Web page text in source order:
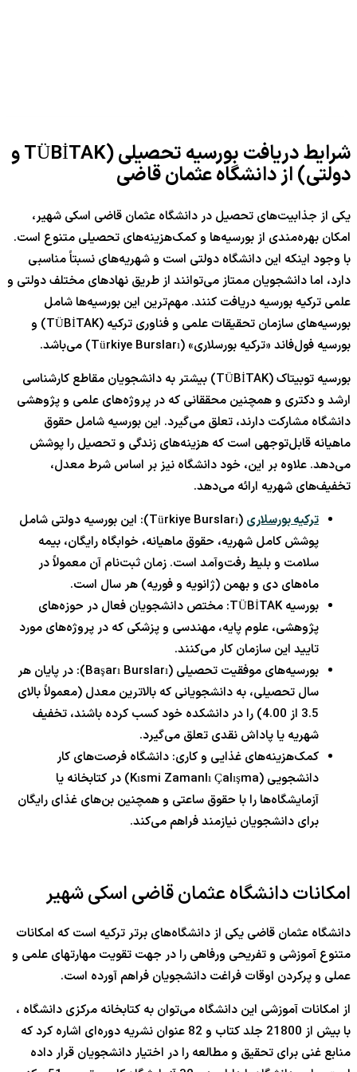
شرایط دریافت بورسیه تحصیلی (TÜBİTAK و
دولتی) از دانشگاه عثمان قاضی
یکی از جذابیت‌های تحصیل در دانشگاه عثمان قاضی اسکی شهیر،
امکان بهره‌مندی از بورسیه‌ها و کمک‌هزینه‌های تحصیلی متنوع است.
با وجود اینکه این دانشگاه دولتی است و شهریه‌های نسبتاً مناسبی
دارد، اما دانشجویان ممتاز می‌توانند از طریق نهادهای مختلف دولتی و
علمی ترکیه بورسیه دریافت کنند. مهم‌ترین این بورسیه‌ها شامل
بورسیه‌های سازمان تحقیقات علمی و فناوری ترکیه (TÜBİTAK) و
بورسیه فول‌فاند «ترکیه بورسلاری» (Türkiye Bursları) می‌باشد.
بورسیه توبیتاک (TÜBİTAK) بیشتر به دانشجویان مقاطع کارشناسی
ارشد و دکتری و همچنین محققانی که در پروژه‌های علمی و پژوهشی
دانشگاه مشارکت دارند، تعلق می‌گیرد. این بورسیه شامل حقوق
ماهیانه قابل‌توجهی است که هزینه‌های زندگی و تحصیل را پوشش
می‌دهد. علاوه بر این، خود دانشگاه نیز بر اساس شرط معدل،
تخفیف‌های شهریه ارائه می‌دهد.
ترکیه بورسلاری
(Türkiye Bursları): این بورسیه دولتی شامل
پوشش کامل شهریه، حقوق ماهیانه، خوابگاه رایگان، بیمه
سلامت و بلیط رفت‌وآمد است. زمان ثبت‌نام آن معمولاً در
ماه‌های دی و بهمن (ژانویه و فوریه) هر سال است.
بورسیه TÜBİTAK: مختص دانشجویان فعال در حوزه‌های
پژوهشی، علوم پایه، مهندسی و پزشکی که در پروژه‌های مورد
تایید این سازمان کار می‌کنند.
بورسیه‌های موفقیت تحصیلی (Başarı Bursları): در پایان هر
سال تحصیلی، به دانشجویانی که بالاترین معدل (معمولاً بالای
3.5 از 4.00) را در دانشکده خود کسب کرده باشند، تخفیف
شهریه یا پاداش نقدی تعلق می‌گیرد.
کمک‌هزینه‌های غذایی و کاری: دانشگاه فرصت‌های کار
دانشجویی (Kısmi Zamanlı Çalışma) در کتابخانه یا
آزمایشگاه‌ها را با حقوق ساعتی و همچنین بن‌های غذای رایگان
برای دانشجویان نیازمند فراهم می‌کند.
امکانات دانشگاه عثمان قاضی اسکی شهیر
دانشگاه عثمان قاضی یکی از دانشگاه‌های برتر ترکیه است که امکانات
متنوع آموزشی و تفریحی ورفاهی را در جهت تقویت مهارتهای علمی و
عملی و پرکردن اوقات فراغت دانشجویان فراهم آورده است.
از امکانات آموزشی این دانشگاه می‌توان به کتابخانه مرکزی دانشگاه ،
با بیش از 21800 جلد کتاب و 82 عنوان نشریه دوره‌ای اشاره کرد که
منابع غنی برای تحقیق و مطالعه را در اختیار دانشجویان قرار داده